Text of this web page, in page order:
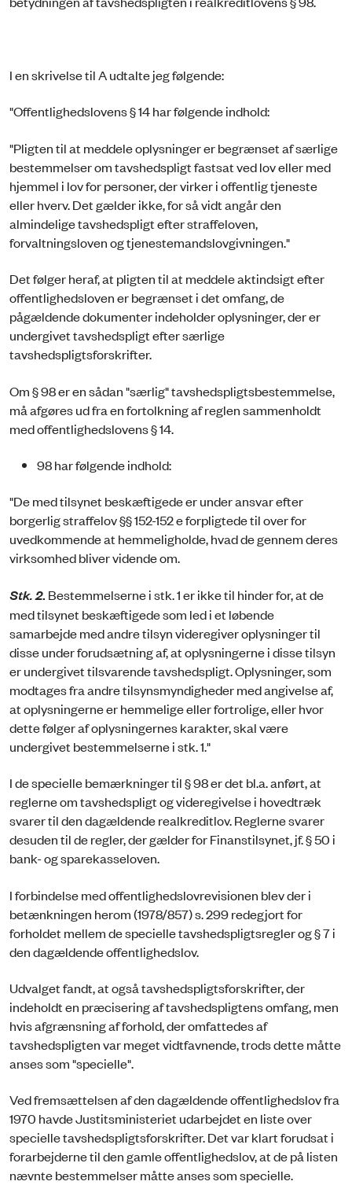
I en skrivelse til A udtalte jeg følgende:
"Offentlighedslovens § 14 har følgende indhold:
"Pligten til at meddele oplysninger er begrænset af særlige
bestemmelser om tavshedspligt fastsat ved lov eller med
hjemmel i lov for personer, der virker i offentlig tjeneste
eller hverv. Det gælder ikke, for så vidt angår den
almindelige tavshedspligt efter straffeloven,
forvaltningsloven og tjenestemandslovgivningen."
Det følger heraf, at pligten til at meddele aktindsigt efter
offentlighedsloven er begrænset i det omfang, de
pågældende dokumenter indeholder oplysninger, der er
undergivet tavshedspligt efter særlige
tavshedspligtsforskrifter.
Om § 98 er en sådan "særlig" tavshedspligtsbestemmelse,
må afgøres ud fra en fortolkning af reglen sammenholdt
med offentlighedslovens § 14.
98 har følgende indhold:
"De med tilsynet beskæftigede er under ansvar efter
borgerlig straffelov §§ 152-152 e forpligtede til over for
uvedkommende at hemmeligholde, hvad de gennem deres
virksomhed bliver vidende om.
Stk. 2. Bestemmelserne i stk. 1 er ikke til hinder for, at de
med tilsynet beskæftigede som led i et løbende
samarbejde med andre tilsyn videregiver oplysninger til
disse under forudsætning af, at oplysningerne i disse tilsyn
er undergivet tilsvarende tavshedspligt. Oplysninger, som
modtages fra andre tilsynsmyndigheder med angivelse af,
at oplysningerne er hemmelige eller fortrolige, eller hvor
dette følger af oplysningernes karakter, skal være
undergivet bestemmelserne i stk. 1."
I de specielle bemærkninger til § 98 er det bl.a. anført, at
reglerne om tavshedspligt og videregivelse i hovedtræk
svarer til den dagældende realkreditlov. Reglerne svarer
desuden til de regler, der gælder for Finanstilsynet, jf. § 50 i
bank- og sparekasseloven.
I forbindelse med offentlighedslovrevisionen blev der i
betænkningen herom (1978/857) s. 299 redegjort for
forholdet mellem de specielle tavshedspligtsregler og § 7 i
den dagældende offentlighedslov.
Udvalget fandt, at også tavshedspligtsforskrifter, der
indeholdt en præcisering af tavshedspligtens omfang, men
hvis afgrænsning af forhold, der omfattedes af
tavshedspligten var meget vidtfavnende, trods dette måtte
anses som "specielle".
Ved fremsættelsen af den dagældende offentlighedslov fra
1970 havde Justitsministeriet udarbejdet en liste over
specielle tavshedspligtsforskrifter. Det var klart forudsat i
forarbejderne til den gamle offentlighedslov, at de på listen
nævnte bestemmelser måtte anses som specielle.